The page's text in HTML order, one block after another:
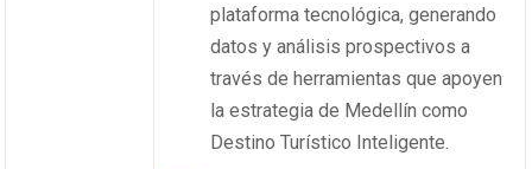
plataforma tecnológica, generando
datos y análisis prospectivos a
través de herramientas que apoyen
la estrategia de Medellín como
Destino Turístico Inteligente.